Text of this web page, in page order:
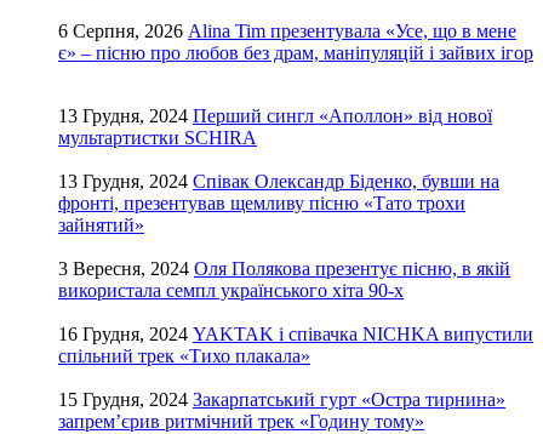
6 Серпня, 2026 Alina Tim презентувала «Усе, що в мене
є» – пісню про любов без драм, маніпуляцій і зайвих ігор
13 Грудня, 2024 Перший сингл «Аполлон» від нової
мультартистки SCHIRA
13 Грудня, 2024 Співак Олександр Біденко, бувши на
фронті, презентував щемливу пісню «Тато трохи
зайнятий»
3 Вересня, 2024 Оля Полякова презентує пісню, в якій
використала семпл українського хіта 90-х
16 Грудня, 2024 YAKTAK і співачка NICHKA випустили
спільний трек «Тихо плакала»
15 Грудня, 2024 Закарпатський гурт «Остра тирнина»
запрем’єрив ритмічний трек «Годину тому»